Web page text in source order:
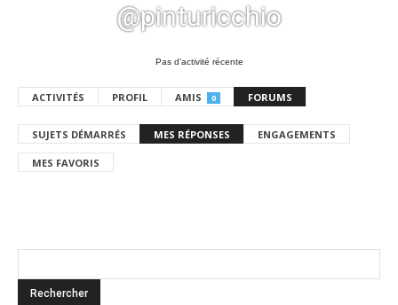
@pinturicchio
Pas d’activité récente
ACTIVITÉS PROFIL AMIS 0 FORUMS
SUJETS DÉMARRÉS MES RÉPONSES ENGAGEMENTS
MES FAVORIS